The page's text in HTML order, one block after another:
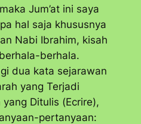
Jum’at ini saya
hal saja khususnya
Nabi Ibrahim, kisah
berhala.
dua kata sejarawan
yang Terjadi
yang Ditulis (Ecrire),
pertanyaan: